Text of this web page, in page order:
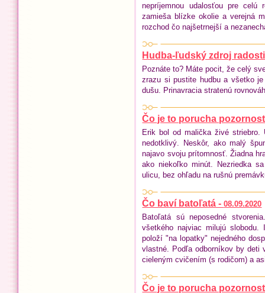
nepríjemnou udalosťou pre
zamieša blízke okolie a verejná
rozchod čo najšetrnejší a
Hudba-ľudský zdroj
Poznáte to? Máte pocit, že celý
zrazu si pustite hudbu a všetko
dušu. Prinavracia stratenú
Čo je to porucha
Erik bol od malička živé
nedotklivý. Neskôr, ako malý
najavo svoju prítomnosť. Žiadna
ako niekoľko minút. Nezriedka
ulicu, bez ohľadu na rušnú
Čo baví batoľatá -08.09.2020
Batoľatá sú neposedné
všetkého najviac milujú slobodu.
položí "na lopatky" nejedného
vlastné. Podľa odborníkov by deti
cieleným cvičením (s rodičom) a
Čo je to porucha